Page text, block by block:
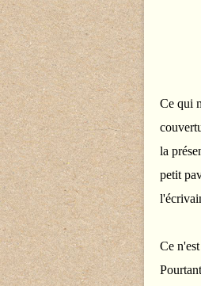
Ce qui
la
petit
Ce